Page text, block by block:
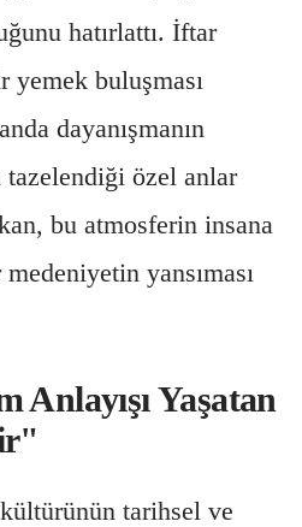
hatırlattı. İftar
yemek buluşması
dayanışmanın
özel anlar
bu atmosferin insana
yansıması
Anlayışı Yaşatan
tarihsel ve